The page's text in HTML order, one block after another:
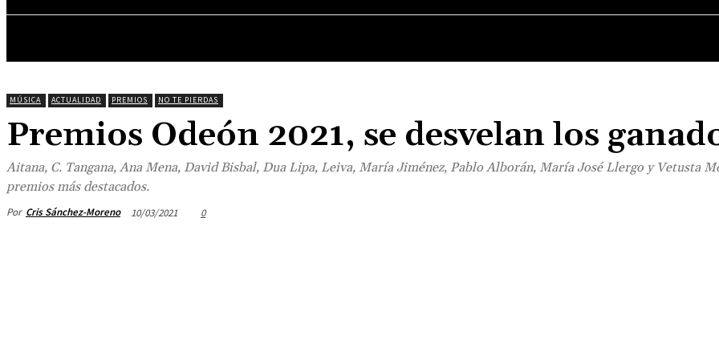
MÚSICA ACTUALIDAD PREMIOS NO TE PIERDAS
Premios Odeón 2021, se desvelan los
Aitana, C. Tangana, Ana Mena, David Bisbal, Dua Lipa, Leiva, María Jiménez, Pablo Alborán, María José Llergo y Vetusta
premios más destacados.
Por Cris Sánchez-Moreno 10/03/2021 0